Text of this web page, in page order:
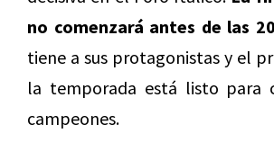
no comenzará antes de las
tiene a sus protagonistas y el
la temporada está listo para
campeones.